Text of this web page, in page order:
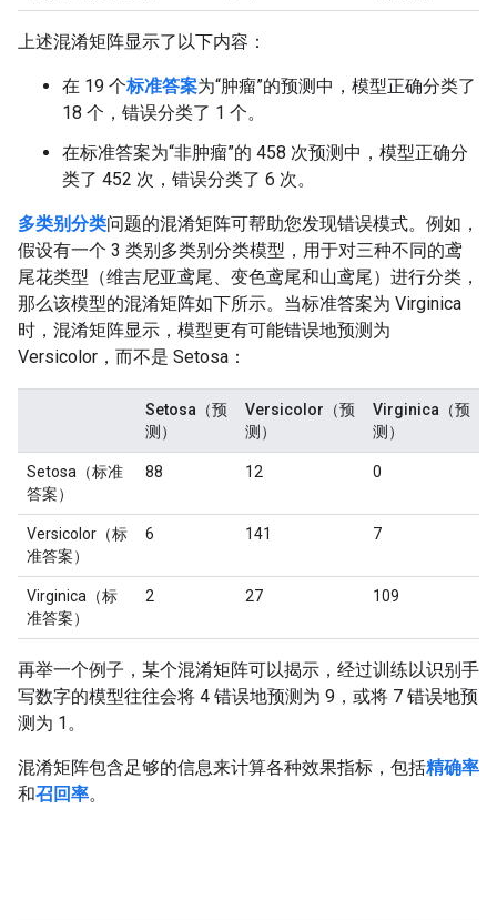
上述混淆矩阵显示了以下内容：
在 19 个标准答案为“肿瘤”的预测中，模型正确分类了
18 个，错误分类了 1 个。
在标准答案为“非肿瘤”的 458 次预测中，模型正确分
类了 452 次，错误分类了 6 次。
多类别分类问题的混淆矩阵可帮助您发现错误模式。例如，
假设有一个 3 类别多类别分类模型，用于对三种不同的鸢
尾花类型（维吉尼亚鸢尾、变色鸢尾和山鸢尾）进行分类，
那么该模型的混淆矩阵如下所示。当标准答案为 Virginica
时，混淆矩阵显示，模型更有可能错误地预测为
Versicolor，而不是 Setosa：
Setosa（预
测）
Versicolor（预
测）
Virginica（预
测）
Setosa（标准
答案）
88 12 0
Versicolor（标
准答案）
6 141 7
Virginica（标
准答案）
2 27 109
再举一个例子，某个混淆矩阵可以揭示，经过训练以识别手
写数字的模型往往会将 4 错误地预测为 9，或将 7 错误地预
测为 1。
混淆矩阵包含足够的信息来计算各种效果指标，包括精确率
和召回率。